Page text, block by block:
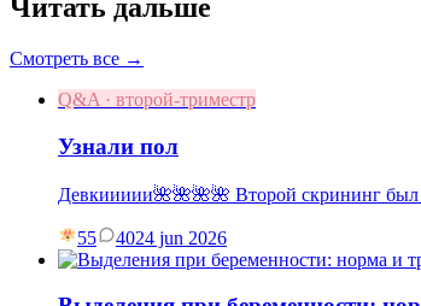
Читать дальше
Смотреть все →
Q&A · второй-триместр
Узнали пол
Девкиииии🌺🌺🌺🌺 Второй скрининг
55 4024 jun 2026